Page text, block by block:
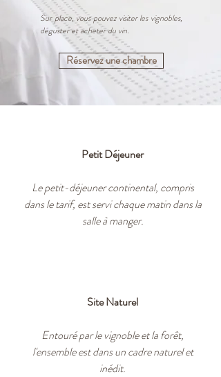
Sur place, vous pouvez visiter les vignobles,
déguster et acheter du vin.
Réservez une chambre
Petit Déjeuner
Le petit-déjeuner continental, compris
dans le tarif, est servi chaque matin dans la
salle à manger.
Site Naturel
Entouré par le vignoble et la forêt,
l'ensemble est dans un cadre naturel et
inédit.